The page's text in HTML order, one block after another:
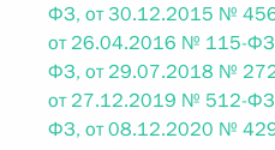
ФЗ, от 30.12.2015 №
от 26.04.2016 № 115-
ФЗ, от 29.07.2018 №
от 27.12.2019 № 512-
ФЗ, от 08.12.2020 №